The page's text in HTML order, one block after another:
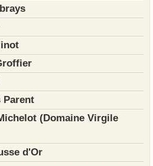
Parent
(Domaine Virgile
d'Or